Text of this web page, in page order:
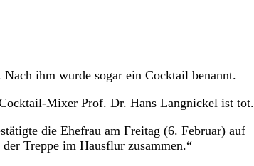
ihm wurde sogar ein Cocktail benannt.
Mixer Prof. Dr. Hans Langnickel ist tot.
die Ehefrau am Freitag (6. Februar) auf
Treppe im Hausflur zusammen.“